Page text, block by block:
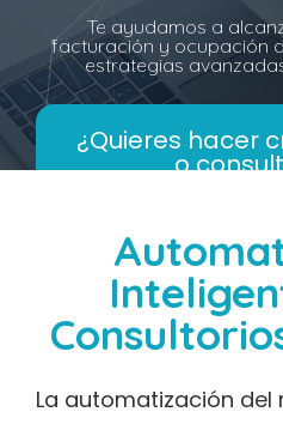
Te ayudamos a
facturación y ocupación
estrategias
¿Quieres hacer
o
La automatización